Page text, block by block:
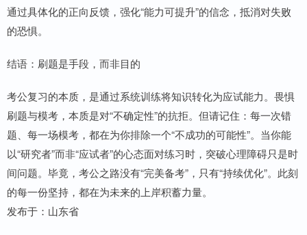
通过具体化的正向反馈，强化“能力可提升”的信念，抵消对失败
的恐惧。
结语：刷题是手段，而非目的
考公复习的本质，是通过系统训练将知识转化为应试能力。畏惧
刷题与模考，本质是对“不确定性”的抗拒。但请记住：每一次错
题、每一场模考，都在为你排除一个“不成功的可能性”。当你能
以“研究者”而非“应试者”的心态面对练习时，突破心理障碍只是时
间问题。毕竟，考公之路没有“完美备考”，只有“持续优化”。此刻
的每一份坚持，都在为未来的上岸积蓄力量。
发布于：山东省